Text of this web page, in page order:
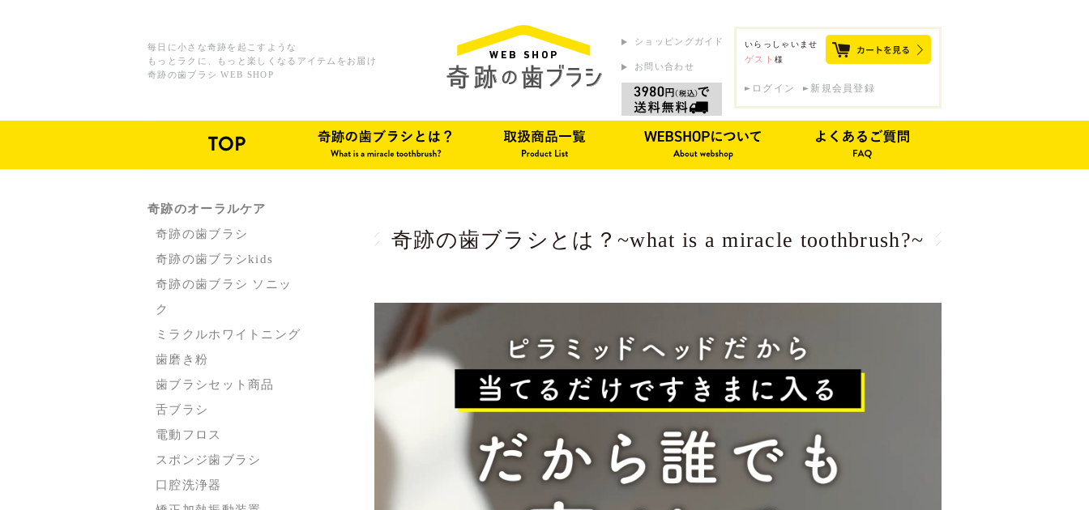
毎日に小さな奇跡を起こすような
もっとラクに、もっと楽しくなるアイテムをお届け
奇跡の歯ブラシ WEB SHOP
ショッピングガイド
お問い合わせ
いらっしゃいませ
ゲスト 様
ログイン 新規会員登録
奇跡のオーラルケア
奇跡の歯ブラシ
奇跡の歯ブラシkids
奇跡の歯ブラシ ソニッ
ク
ミラクルホワイトニング
歯磨き粉
歯ブラシセット商品
舌ブラシ
電動フロス
スポンジ歯ブラシ
口腔洗浄器
奇跡の歯ブラシとは？~what is a miracle toothbrush?~